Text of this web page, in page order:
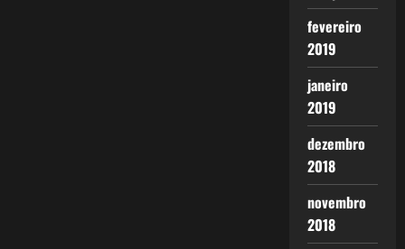
fevereiro
2019
janeiro
2019
dezembro
2018
novembro
2018